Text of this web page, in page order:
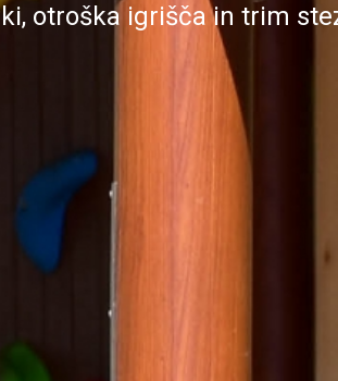
otroška igrišča in trim